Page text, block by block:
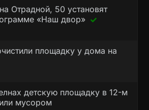
Отрадной, 50 установят
«Наш двор»
площадку у дома на
детскую площадку в 12-м
мусором